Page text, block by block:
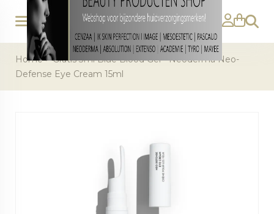
Home>Gratis 3ml Blue Blood Gel - Neoderma Neo-
Defense Eye Cream 15ml